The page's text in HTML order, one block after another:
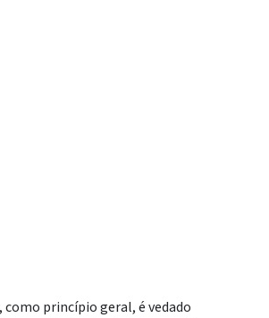
como princípio geral, é vedado